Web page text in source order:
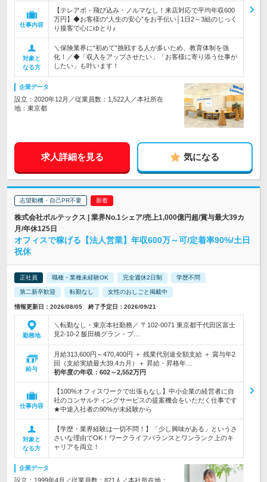
仕事内容
【テレアポ・飛び込み・ノルマなし！来店対応で平均年収600
万円】◆お客様の“人生の安心”をお手伝い│1日2～3組のじっく
り接客で心にゆとり♪
対象と
なる方
＼保険業界に“初めて”挑戦する人が多いため、教育体制を強
化！／◆「収入をアップさせたい」「お客様に寄り添う仕事が
したい」も叶います！
企業データ
設立：2020年12月／従業員数：1,522人／本社所在
地：東京都
求人詳細を見る 気になる
志望動機・自己PR不要
株式会社ボルテックス | 業界No.1シェア/売上1,000億円超/賞与最大39カ
月/年休125日
オフィスで稼げる【法人営業】年収600万～可/定着率90%/土日
祝休
正社員 職種・業種未経験OK 完全週休2日制 学歴不問
第二新卒歓迎 転勤なし 女性のおしごと掲載中
情報更新日：2026/08/05 終了予定日：2026/09/21
勤務地
＼転勤なし・東京本社勤務／ 〒102-0071 東京都千代田区富士
見2-10-2 飯田橋グラン・ブ…
給与
月給313,600円～470,400円 ＋ 残業代別途全額支給 ＋ 賞与年2
回（支給実績最大39.4カ月）＋ 昇給・昇格年…
初年度の年収： 602～2,552万円
仕事内容
【100%オフィスワークで出張もなし】中小企業の経営者に自
社のコンサルティングサービスの提案機会をいただく仕事です
★中途入社者の90%が未経験から
対象と
なる方
【学歴・業界経験は一切不問！】「少し興味がある」というさ
さいな理由でOK！ワークライフバランスとワンランク上のキ
ャリアを両立！
企業データ
設立：1999年4月／従業員数：821人／本社所在地：